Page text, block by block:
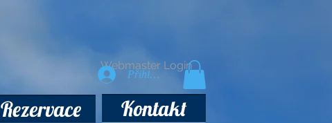
Webmaster Login
Přihlásit se
Rezervace Kontakt